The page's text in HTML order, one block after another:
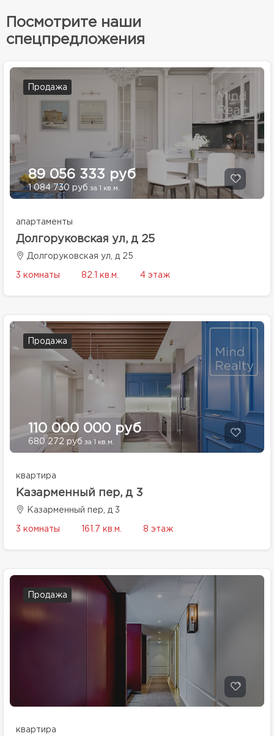
Посмотрите наши
спецпредложения
Продажа
89 056 333 руб
1 084 730 руб за 1 кв.м.
апартаменты
Долгоруковская ул, д 25
Долгоруковская ул, д 25
3 комнаты 82.1 кв.м. 4 этаж
Продажа
110 000 000 руб
680 272 руб за 1 кв.м.
квартира
Казарменный пер, д 3
Казарменный пер, д 3
3 комнаты 161.7 кв.м. 8 этаж
Продажа
квартира